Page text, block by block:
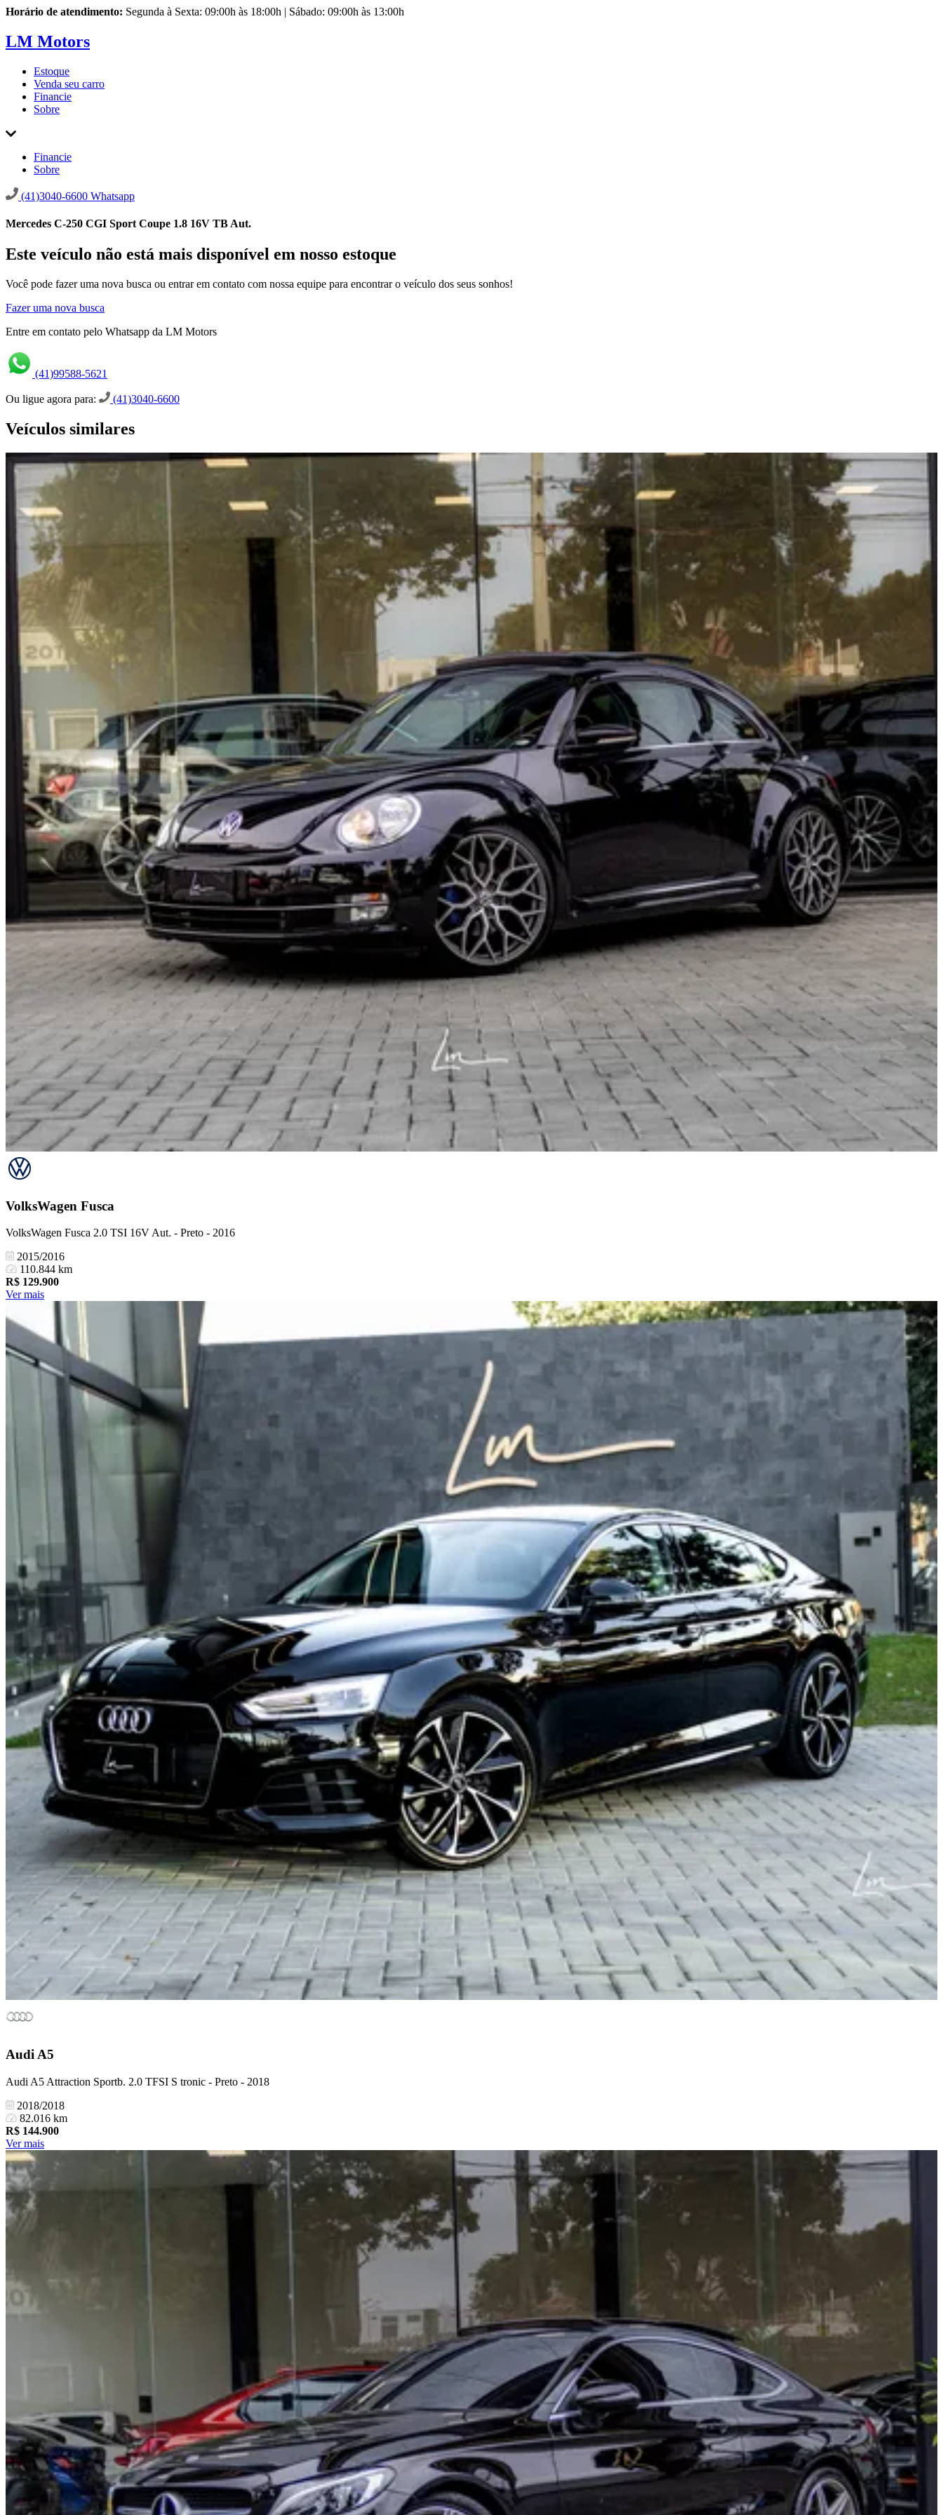
Horário de atendimento: Segunda à Sexta: 09:00h às 18:00h | Sábado: 09:00h às 13:00h
LM Motors
Estoque
Venda seu carro
Financie
Sobre
Financie
Sobre
(41)3040-6600 Whatsapp
Mercedes C-250 CGI Sport Coupe 1.8 16V TB Aut.
Este veículo não está mais disponível em nosso estoque
Você pode fazer uma nova busca ou entrar em contato com nossa equipe para encontrar o veículo dos seus sonhos!
Fazer uma nova busca
Entre em contato pelo Whatsapp da LM Motors
(41)99588-5621
Ou ligue agora para: (41)3040-6600
Veículos similares
VolksWagen Fusca
VolksWagen Fusca 2.0 TSI 16V Aut. - Preto - 2016
2015/2016
110.844 km
R$ 129.900
Ver mais
Audi A5
Audi A5 Attraction Sportb. 2.0 TFSI S tronic - Preto - 2018
2018/2018
82.016 km
R$ 144.900
Ver mais